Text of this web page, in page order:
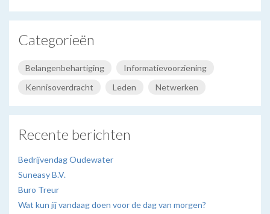
Categorieën
Belangenbehartiging
Informatievoorziening
Kennisoverdracht
Leden Netwerken
Recente berichten
Bedrijvendag Oudewater
Suneasy B.V.
Buro Treur
Wat kun jij vandaag doen voor de dag van morgen?